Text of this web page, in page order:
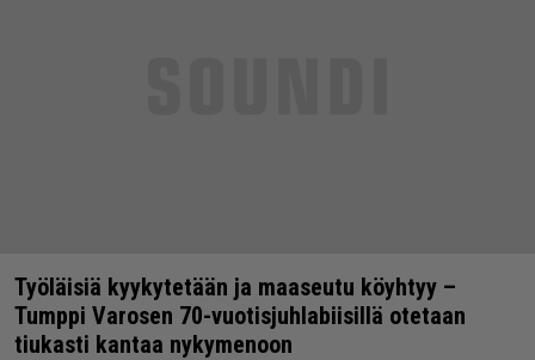
Työläisiä kyykytetään ja maaseutu köyhtyy –
Tumppi Varosen 70-vuotisjuhlabiisillä otetaan
tiukasti kantaa nykymenoon